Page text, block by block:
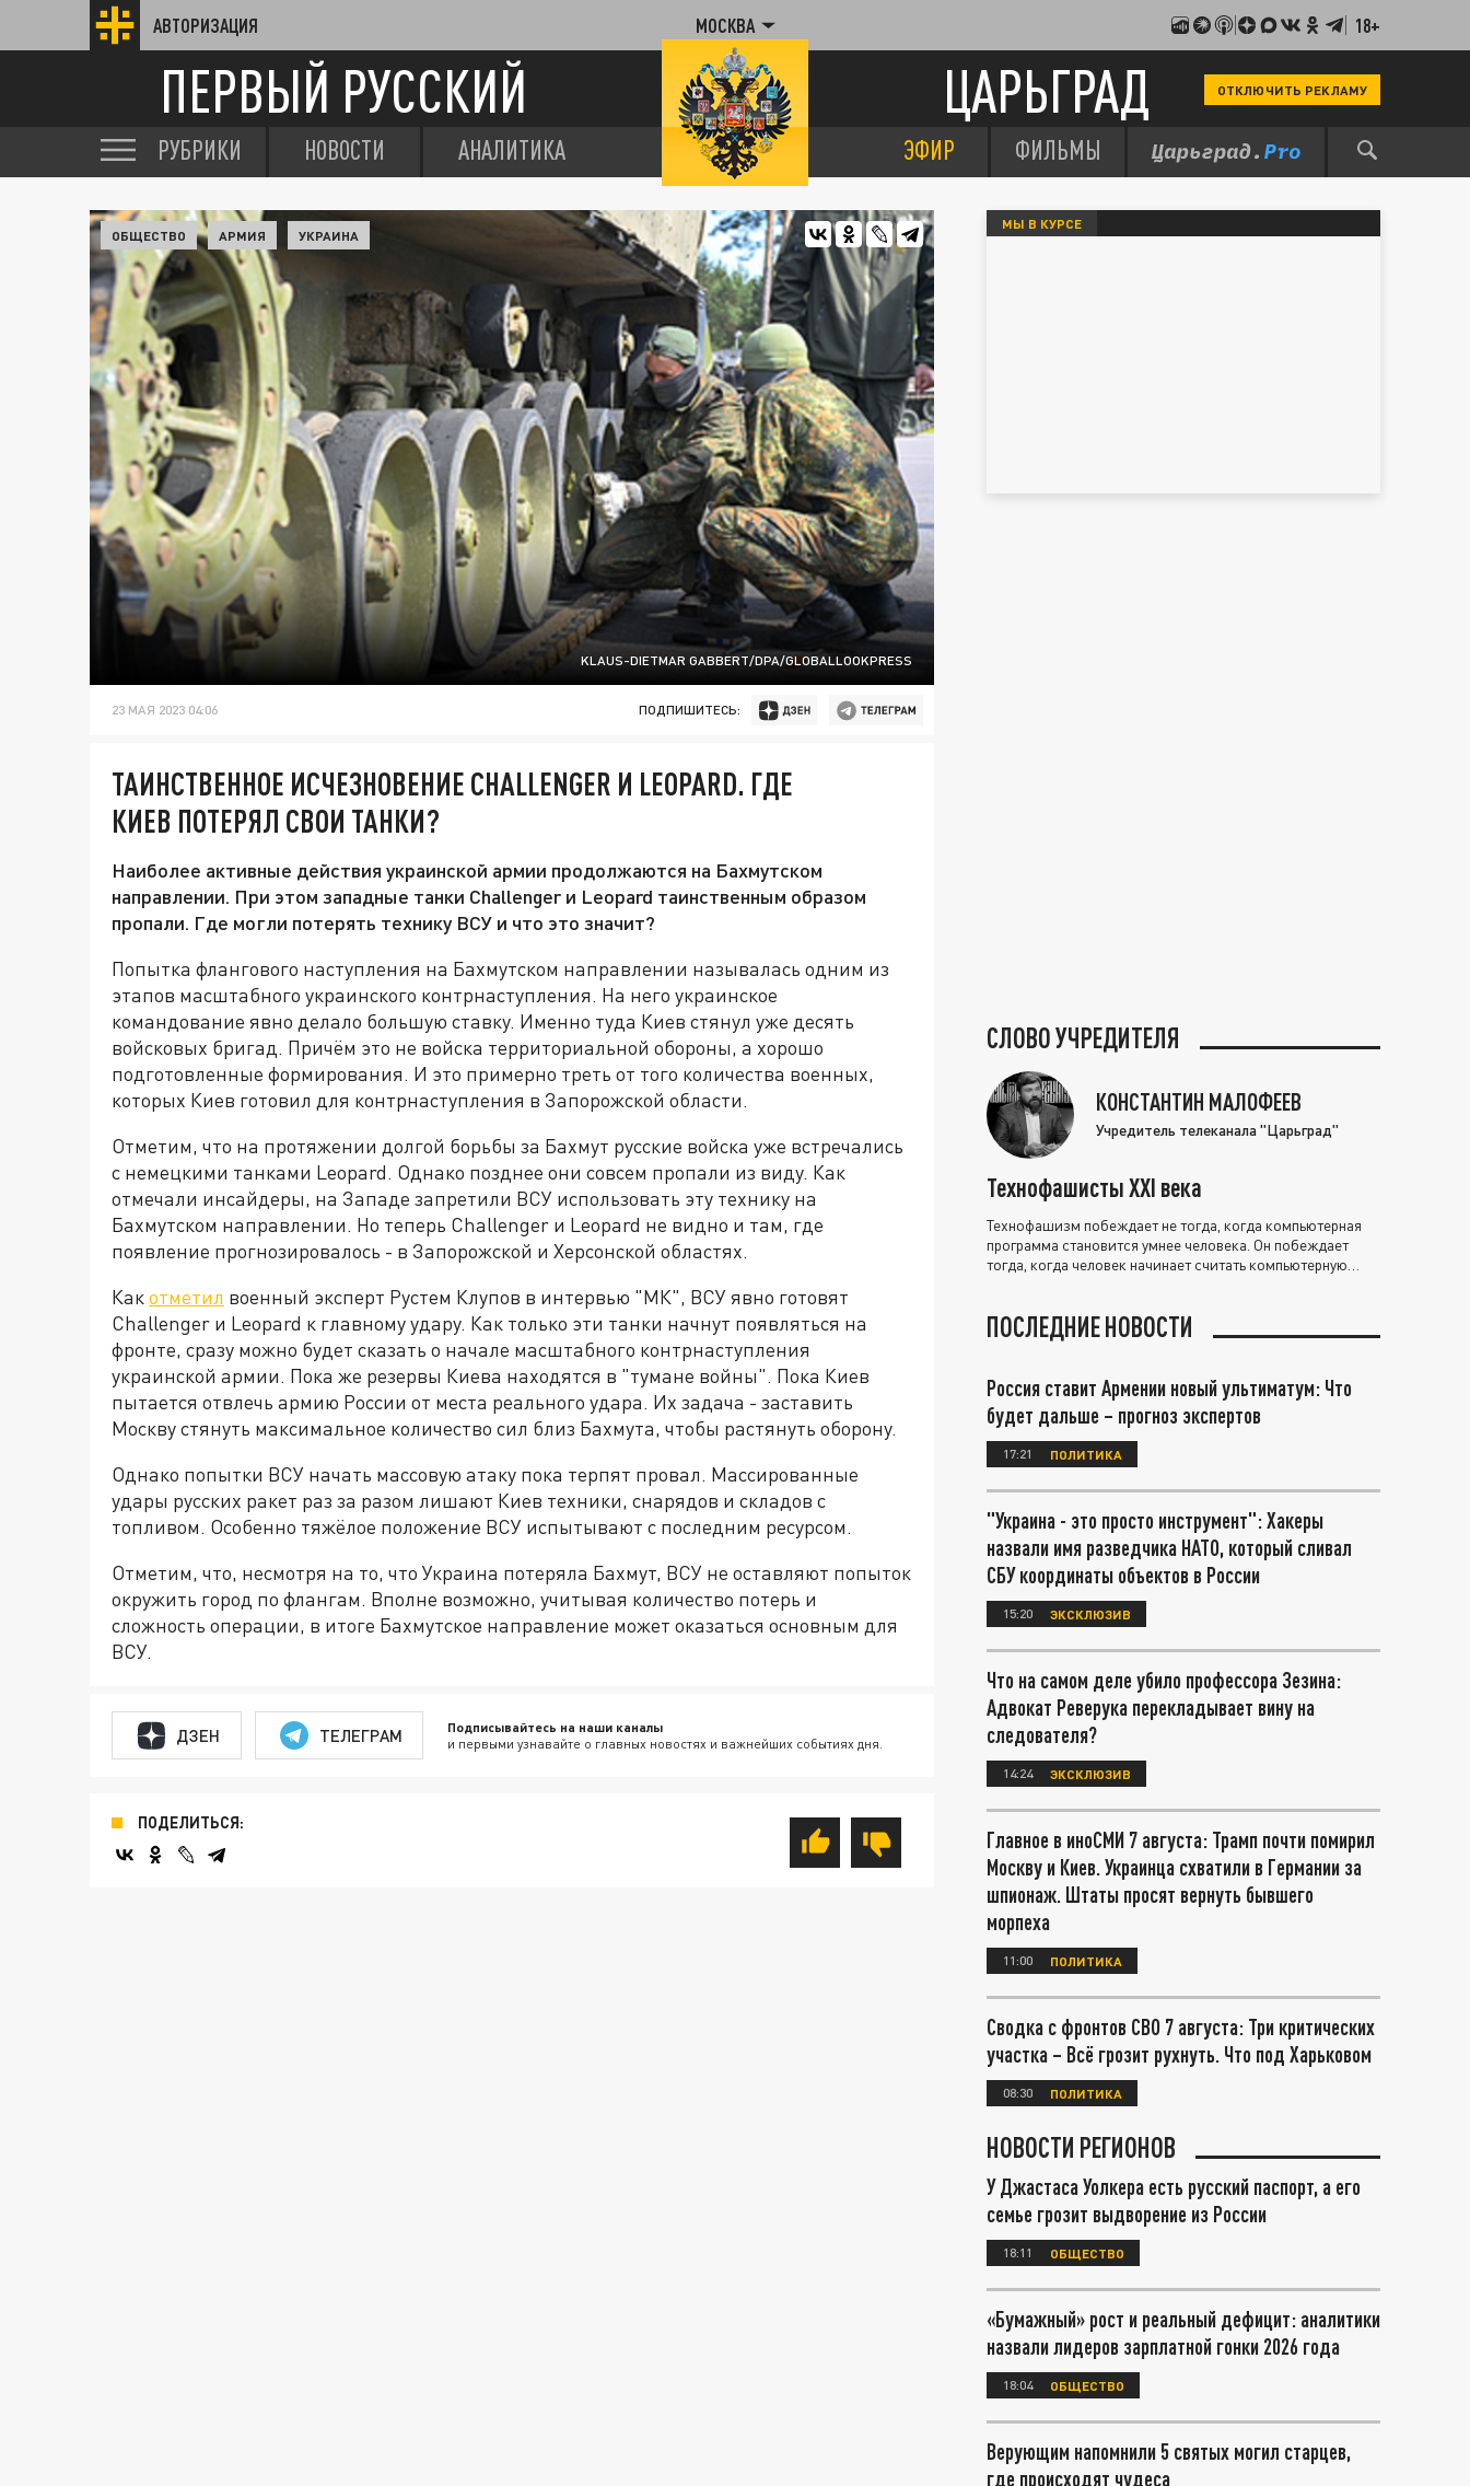
АВТОРИЗАЦИЯ МОСКВА 18+
ПЕРВЫЙ РУССКИЙ ЦАРЬГРАД ОТКЛЮЧИТЬ РЕКЛАМУ
РУБРИКИ НОВОСТИ АНАЛИТИКА ЭФИР ФИЛЬМЫ
KLAUS-DIETMAR GABBERT/DPA/GLOBALLOOKPRESS
ОБЩЕСТВО АРМИЯ УКРАИНА
23 МАЯ 2023 04:06 ПОДПИШИТЕСЬ:
ТАИНСТВЕННОЕ ИСЧЕЗНОВЕНИЕ CHALLENGER И LEOPARD. ГДЕ
КИЕВ ПОТЕРЯЛ СВОИ ТАНКИ?
Наиболее активные действия украинской армии продолжаются на Бахмутском
направлении. При этом западные танки Challenger и Leopard таинственным образом
пропали. Где могли потерять технику ВСУ и что это значит?
Попытка флангового наступления на Бахмутском направлении называлась одним из
этапов масштабного украинского контрнаступления. На него украинское
командование явно делало большую ставку. Именно туда Киев стянул уже десять
войсковых бригад. Причём это не войска территориальной обороны, а хорошо
подготовленные формирования. И это примерно треть от того количества военных,
которых Киев готовил для контрнаступления в Запорожской области.
Отметим, что на протяжении долгой борьбы за Бахмут русские войска уже встречались
с немецкими танками Leopard. Однако позднее они совсем пропали из виду. Как
отмечали инсайдеры, на Западе запретили ВСУ использовать эту технику на
Бахмутском направлении. Но теперь Challenger и Leopard не видно и там, где
появление прогнозировалось - в Запорожской и Херсонской областях.
Какотметил военный эксперт Рустем Клупов в интервью "МК", ВСУ явно готовят
Challenger и Leopard к главному удару. Как только эти танки начнут появляться на
фронте, сразу можно будет сказать о начале масштабного контрнаступления
украинской армии. Пока же резервы Киева находятся в "тумане войны". Пока Киев
пытается отвлечь армию России от места реального удара. Их задача - заставить
Москву стянуть максимальное количество сил близ Бахмута, чтобы растянуть оборону.
Однако попытки ВСУ начать массовую атаку пока терпят провал. Массированные
удары русских ракет раз за разом лишают Киев техники, снарядов и складов с
топливом. Особенно тяжёлое положение ВСУ испытывают с последним ресурсом.
Отметим, что, несмотря на то, что Украина потеряла Бахмут, ВСУ не оставляют попыток
окружить город по флангам. Вполне возможно, учитывая количество потерь и
сложность операции, в итоге Бахмутское направление может оказаться основным для
ВСУ.
ДЗЕН ТЕЛЕГРАМ Подписывайтесь на наши каналы
и первыми узнавайте о главных новостях и важнейших событиях дня.
ПОДЕЛИТЬСЯ:
МЫ В КУРСЕ
СЛОВО УЧРЕДИТЕЛЯ
КОНСТАНТИН МАЛОФЕЕВ
Учредитель телеканала "Царьград"
Технофашисты XXI века
Технофашизм побеждает не тогда, когда компьютерная
программа становится умнее человека. Он побеждает
тогда, когда человек начинает считать компьютерную
ПОСЛЕДНИЕ НОВОСТИ
Россия ставит Армении новый ультиматум: Что
будет дальше – прогноз экспертов
17:21 ПОЛИТИКА
"Украина - это просто инструмент": Хакеры
назвали имя разведчика НАТО, который сливал
СБУ координаты объектов в России
15:20 ЭКСКЛЮЗИВ
Что на самом деле убило профессора Зезина:
Адвокат Реверука перекладывает вину на
следователя?
14:24 ЭКСКЛЮЗИВ
Главное в иноСМИ 7 августа: Трамп почти помирил
Москву и Киев. Украинца схватили в Германии за
шпионаж. Штаты просят вернуть бывшего
морпеха
11:00 ПОЛИТИКА
Сводка с фронтов СВО 7 августа: Три критических
участка – Всё грозит рухнуть. Что под Харьковом
08:30 ПОЛИТИКА
НОВОСТИ РЕГИОНОВ
У Джастаса Уолкера есть русский паспорт, а его
семье грозит выдворение из России
18:11 ОБЩЕСТВО
«Бумажный» рост и реальный дефицит: аналитики
назвали лидеров зарплатной гонки 2026 года
18:04 ОБЩЕСТВО
Верующим напомнили 5 святых могил старцев,
где происходят чудеса